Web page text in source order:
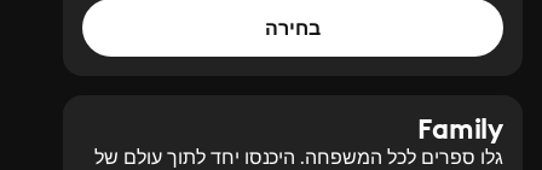
בחירה
Family
גלו ספרים לכל המשפחה. היכנסו יחד לתוך עולם של